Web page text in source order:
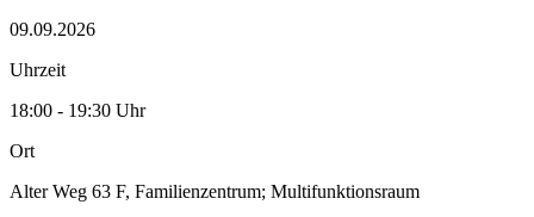
09.09.2026
Uhrzeit
18:00 - 19:30 Uhr
Ort
Alter Weg 63 F, Familienzentrum; Multifunktionsraum